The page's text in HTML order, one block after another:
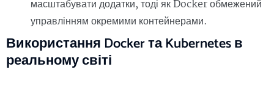
масштабувати додатки, тоді як Docker обмежений
управлінням окремими контейнерами.
Використання Docker та Kubernetes в
реальному світі